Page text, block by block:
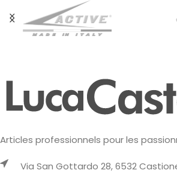
Articles professionnels pour les
Via San Gottardo 28, 6532